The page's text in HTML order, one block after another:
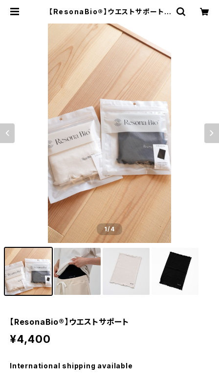
【ResonaBio®】ウエストサポート |
1/4
【ResonaBio®】ウエストサポート
¥4,400
International shipping available